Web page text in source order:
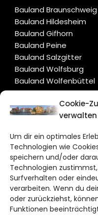
Cookie-
verwalten
Um dir ein optimales
Technologien wie
speichern und/oder
Technologien
Surfverhalten oder
verarbeiten. Wenn du
oder zurückziehst,
Funktionen
Bauland Braunschweig
Bauland Hildesheim
Bauland Gifhorn
Bauland Peine
Bauland Salzgitter
Bauland Wolfsburg
Bauland Wolfenbüttel
CITYLIFE!
Bruchtorwall 12
38100 Braunschweig
Telefon: 0531 387220
DAS